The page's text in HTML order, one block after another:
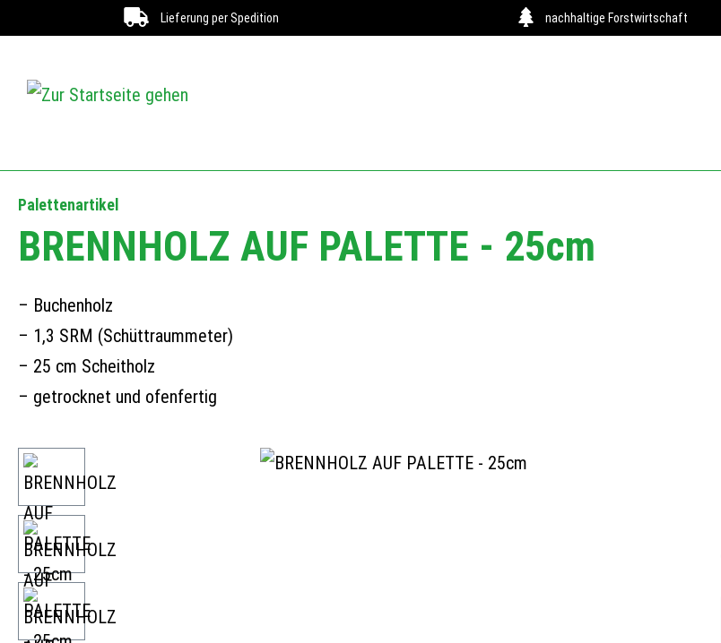
Lieferung per Spedition nachhaltige Forstwirtschaft
Palettenartikel
BRENNHOLZ AUF PALETTE - 25cm
Buchenholz
1,3 SRM (Schüttraummeter)
25 cm Scheitholz
getrocknet und ofenfertig